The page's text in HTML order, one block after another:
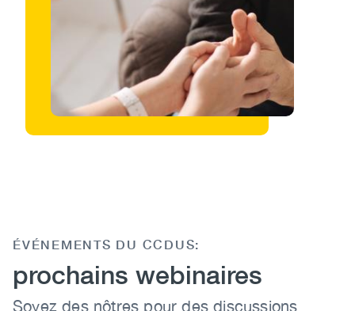
ÉVÉNEMENTS DU CCDUS:
Heading
prochains webinaires
Body
Soyez des nôtres pour des discussions